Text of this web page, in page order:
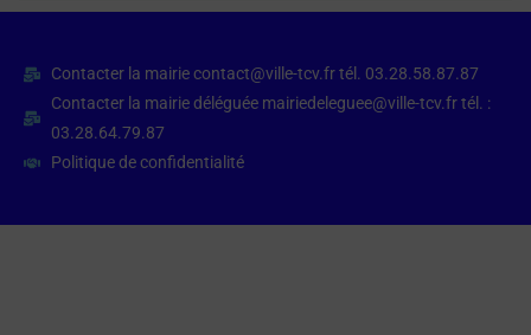
Contacter la mairie contact@ville-tcv.fr tél. 03.28.58.87.87
Contacter la mairie déléguée mairiedeleguee@ville-tcv.fr tél. :
03.28.64.79.87
Politique de confidentialité